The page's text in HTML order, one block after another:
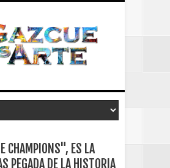
CHAMPIONS", ES LA
PEGADA DE LA HISTORIA